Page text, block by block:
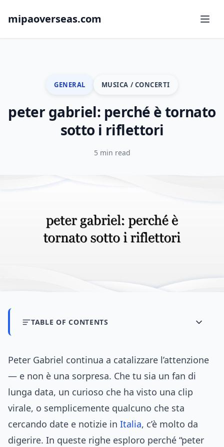
mipaoverseas.com
GENERAL MUSICA / CONCERTI
peter gabriel: perché è tornato
sotto i riflettori
5 min read
TABLE OF CONTENTS
Peter Gabriel continua a catalizzare l’attenzione
— e non è una sorpresa. Che tu sia un fan di
lunga data, un curioso che ha visto una clip
virale, o semplicemente qualcuno che sta
cercando date e notizie in Italia, c’è molto da
digerire. In queste righe esploro perché “peter